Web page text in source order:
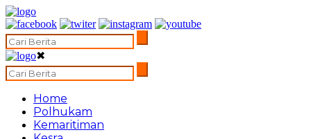
✖
Home
Polhukam
Kemaritiman